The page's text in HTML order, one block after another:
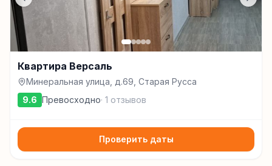
Квартира Версаль
Минеральная улица, д.69, Старая Русса
9.6 Превосходно· 1 отзывов
Проверить даты